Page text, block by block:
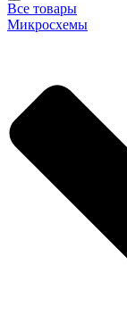
Все товары
Микросхемы